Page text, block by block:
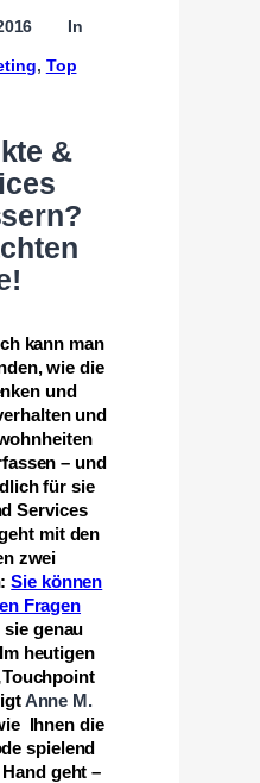
In
, Top
&
kann man
wie die
und
und
– und
für sie
Services
mit den
zwei
Sie können
Fragen
sie genau
heutigen
Anne M.
Ihnen die
spielend
geht –